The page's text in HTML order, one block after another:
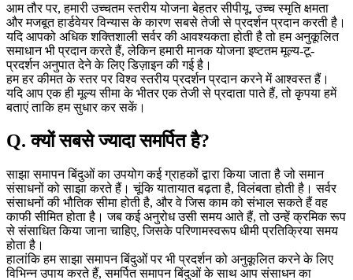
आम तौर पर, हमारी उच्चतम स्तरीय योजना बेहतर सीपीयू, उच्च स्मृति क्षमता
और मजबूत हार्डवेयर विन्यास के कारण सबसे तेजी से प्रदर्शन प्रदान करती है।
यदि आपको अधिक शक्तिशाली सर्वर की आवश्यकता होती है तो हम अनुकूलित
समाधान भी प्रदान करते हैं, लेकिन हमारी मानक योजना इष्टतम मूल्य-टू-
प्रदर्शन अनुपात देने के लिए डिज़ाइन की गई है।
हम हर कीमत के स्तर पर विश्व स्तरीय प्रदर्शन प्रदान करने में आश्वस्त हैं।
यदि आप एक ही मूल्य सीमा के भीतर एक तेजी से प्रदाता पाते हैं, तो कृपया हमें
बताएं ताकि हम सुधार कर सकें।
Q. क्यों सबसे ज्यादा समर्पित है?
साझा समापन बिंदुओं का उपयोग कई ग्राहकों द्वारा किया जाता है जो समान
संसाधनों को साझा करते हैं। चूंकि यातायात बढ़ता है, विलंबता होती है। सर्वर
संसाधनों की भौतिक सीमा होती है, और वे जिस काम को संभाल सकते हैं वह
काफी सीमित होता है। जब कई अनुरोध उसी समय आते हैं, तो उन्हें क्रमिक रूप
से संसाधित किया जाना चाहिए, जिसके परिणामस्वरूप धीमी प्रतिक्रिया समय
होता है।
हालांकि हम साझा समापन बिंदुओं पर भी प्रदर्शन को अनुकूलित करने के लिए
विभिन्न उपाय करते हैं, समर्पित समापन बिंदुओं के साथ आप संसाधन का